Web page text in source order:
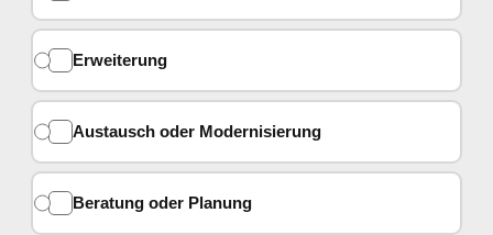
Erweiterung
Austausch oder Modernisierung
Beratung oder Planung